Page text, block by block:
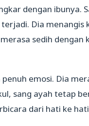
dengan ibunya.
Dia menangis
sedih dengan
emosi. Dia
sang ayah tetap
dari hati ke